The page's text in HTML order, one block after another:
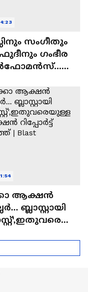
സംഗീതും
ഗംഭീര
| Mollywood
ആക്ഷൻ
ബ്ലാസ്റ്റായി
പുറത്ത് |